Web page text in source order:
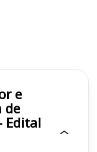
de
Edital